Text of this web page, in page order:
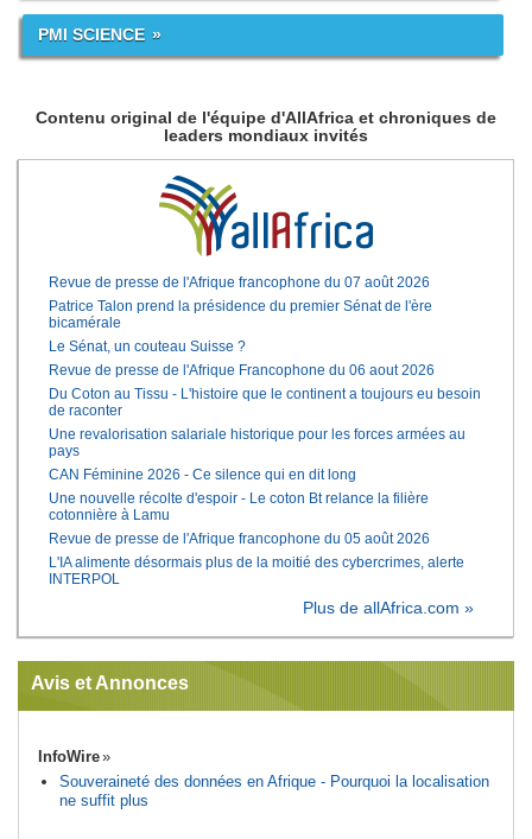
PMI SCIENCE
Contenu original de l'équipe d'AllAfrica et chroniques de
leaders mondiaux invités
Revue de presse de l'Afrique francophone du 07 août 2026
Patrice Talon prend la présidence du premier Sénat de l'ère
bicamérale
Le Sénat, un couteau Suisse ?
Revue de presse de l'Afrique Francophone du 06 aout 2026
Du Coton au Tissu - L'histoire que le continent a toujours eu besoin
de raconter
Une revalorisation salariale historique pour les forces armées au
pays
CAN Féminine 2026 - Ce silence qui en dit long
Une nouvelle récolte d'espoir - Le coton Bt relance la filière
cotonnière à Lamu
Revue de presse de l'Afrique francophone du 05 août 2026
L'IA alimente désormais plus de la moitié des cybercrimes, alerte
INTERPOL
Plus de allAfrica.com »
Avis et Annonces
InfoWire
Souveraineté des données en Afrique - Pourquoi la localisation
ne suffit plus